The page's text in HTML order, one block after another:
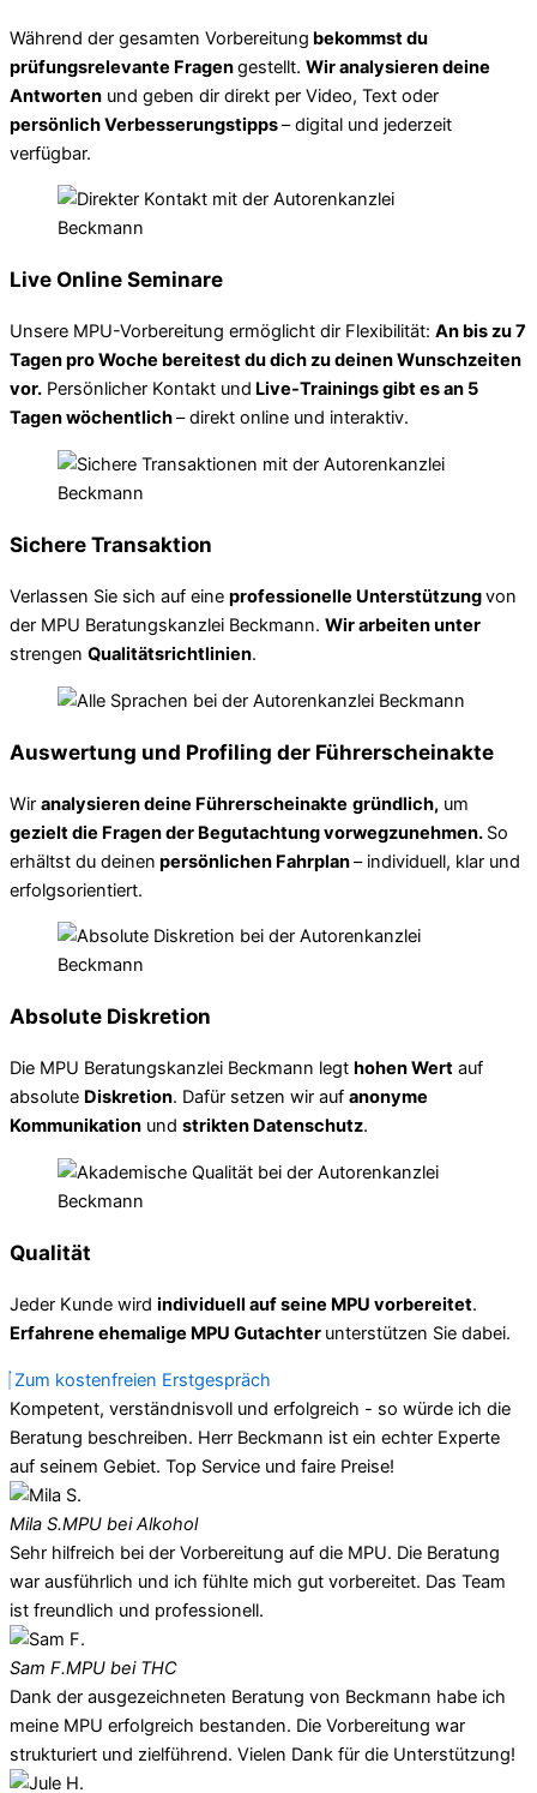
Während der gesamten Vorbereitung bekommst du
prüfungsrelevante Fragengestellt. Wir analysieren deine
Antworten und geben dir direkt per Video, Text oder
persönlich Verbesserungstipps– digital und jederzeit
verfügbar.
Live Online Seminare
Unsere MPU-Vorbereitung ermöglicht dir Flexibilität: An bis zu 7
Tagen pro Woche bereitest du dich zu deinen Wunschzeiten
vor. Persönlicher Kontakt und Live-Trainings gibt es an 5
Tagen wöchentlich– direkt online und interaktiv.
Sichere Transaktion
Verlassen Sie sich auf eine professionelle Unterstützungvon
der MPU Beratungskanzlei Beckmann. Wir arbeiten unter
strengen Qualitätsrichtlinien.
Auswertung und Profiling der Führerscheinakte
Wir analysieren deine Führerscheinakte gründlich, um
gezielt die Fragen der Begutachtung vorwegzunehmen. So
erhältst du deinen persönlichen Fahrplan– individuell, klar und
erfolgsorientiert.
Absolute Diskretion
Die MPU Beratungskanzlei Beckmann legt hohen Wert auf
absolute Diskretion. Dafür setzen wir auf anonyme
Kommunikation und strikten Datenschutz.
Qualität
Jeder Kunde wird individuell auf seine MPU vorbereitet.
Erfahrene ehemalige MPU Gutachter unterstützen Sie dabei.
Zum kostenfreien Erstgespräch
Kompetent, verständnisvoll und erfolgreich - so würde ich die
Beratung beschreiben. Herr Beckmann ist ein echter Experte
auf seinem Gebiet. Top Service und faire Preise!
Mila S.MPU bei Alkohol
Sehr hilfreich bei der Vorbereitung auf die MPU. Die Beratung
war ausführlich und ich fühlte mich gut vorbereitet. Das Team
ist freundlich und professionell.
Sam F.MPU bei THC
Dank der ausgezeichneten Beratung von Beckmann habe ich
meine MPU erfolgreich bestanden. Die Vorbereitung war
strukturiert und zielführend. Vielen Dank für die Unterstützung!